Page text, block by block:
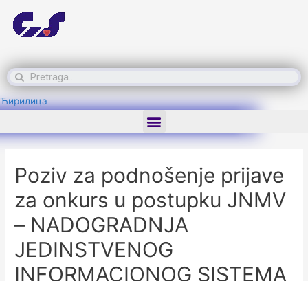
Ћирилица
Poziv za podnošenje prijave
za onkurs u postupku JNMV
– NADOGRADNJA
JEDINSTVENOG
INFORMACIONOG SISTEMA